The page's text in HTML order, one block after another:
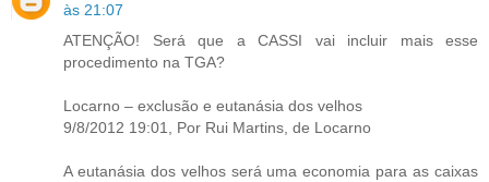
às 21:07
ATENÇÃO! Será que a CASSI vai incluir mais esse
procedimento na TGA?
Locarno – exclusão e eutanásia dos velhos
9/8/2012 19:01, Por Rui Martins, de Locarno
A eutanásia dos velhos será uma economia para as caixas